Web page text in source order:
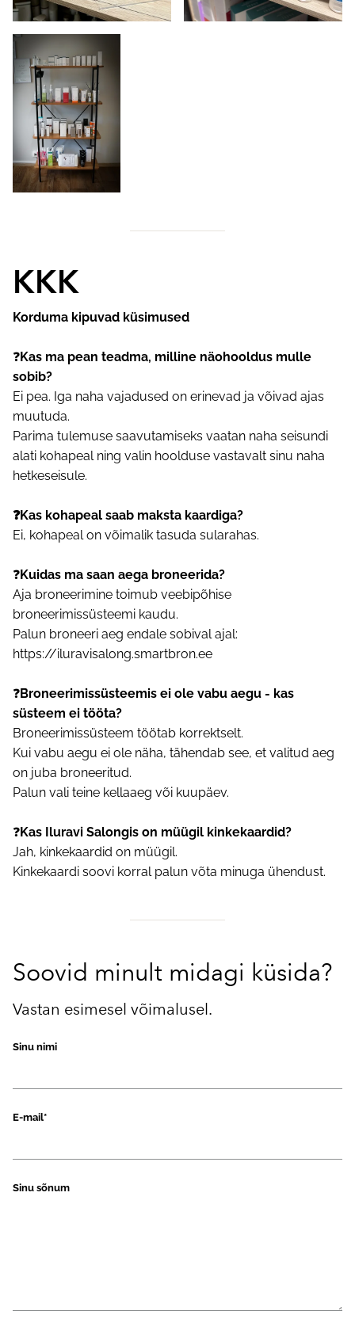
KKK
Korduma kipuvad küsimused
❓Kas ma pean teadma, milline näohooldus mulle
sobib?
Ei pea. Iga naha vajadused on erinevad ja võivad ajas
muutuda.
Parima tulemuse saavutamiseks vaatan naha seisundi
alati kohapeal ning valin hoolduse vastavalt sinu naha
hetkeseisule.
❓Kas kohapeal saab maksta kaardiga?
Ei, kohapeal on võimalik tasuda sularahas.
❓Kuidas ma saan aega broneerida?
Aja broneerimine toimub veebipõhise
broneerimissüsteemi kaudu.
Palun broneeri aeg endale sobival ajal:
https://iluravisalong.smartbron.ee
❓Broneerimissüsteemis ei ole vabu aegu - kas
süsteem ei tööta?
Broneerimissüsteem töötab korrektselt.
Kui vabu aegu ei ole näha, tähendab see, et valitud aeg
on juba broneeritud.
Palun vali teine kellaaeg või kuupäev.
❓Kas Iluravi Salongis on müügil kinkekaardid?
Jah, kinkekaardid on müügil.
Kinkekaardi soovi korral palun võta minuga ühendust.
Soovid minult midagi küsida?
Vastan esimesel võimalusel.
Sinu nimi
E-mail
Sinu sõnum